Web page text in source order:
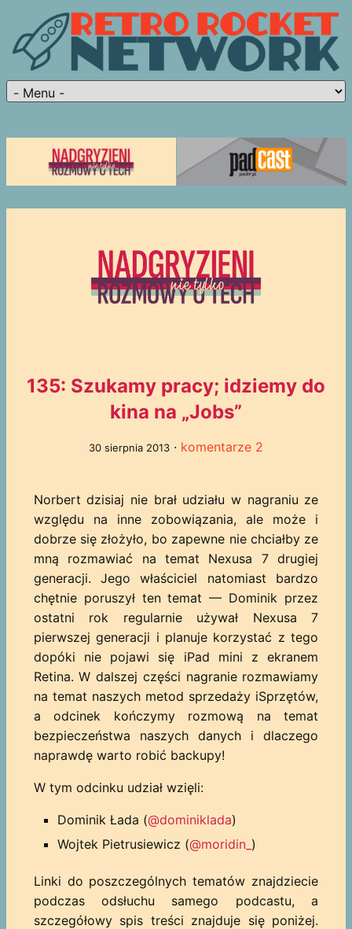
135: Szukamy pracy; idziemy do
kina na „Jobs”
30 sierpnia 2013· komentarze 2
Norbert dzisiaj nie brał udziału w nagraniu ze
względu na inne zobowiązania, ale może i
dobrze się złożyło, bo zapewne nie chciałby ze
mną rozmawiać na temat Nexusa 7 drugiej
generacji. Jego właściciel natomiast bardzo
chętnie poruszył ten temat — Dominik przez
ostatni rok regularnie używał Nexusa 7
pierwszej generacji i planuje korzystać z tego
dopóki nie pojawi się iPad mini z ekranem
Retina. W dalszej części nagranie rozmawiamy
na temat naszych metod sprzedaży iSprzętów,
a odcinek kończymy rozmową na temat
bezpieczeństwa naszych danych i dlaczego
naprawdę warto robić backupy!
W tym odcinku udział wzięli:
Dominik Łada (@dominiklada)
Wojtek Pietrusiewicz (@moridin_ )
Linki do poszczególnych tematów znajdziecie
podczas odsłuchu samego podcastu, a
szczegółowy spis treści znajduje się poniżej.